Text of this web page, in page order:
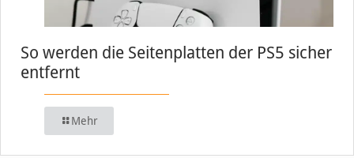
So werden die Seitenplatten der PS5 sicher
entfernt
Mehr